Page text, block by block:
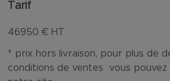
Tarif
46950€ HT
* prix hors livraison, pour plus de
conditions de ventes vous pouvez